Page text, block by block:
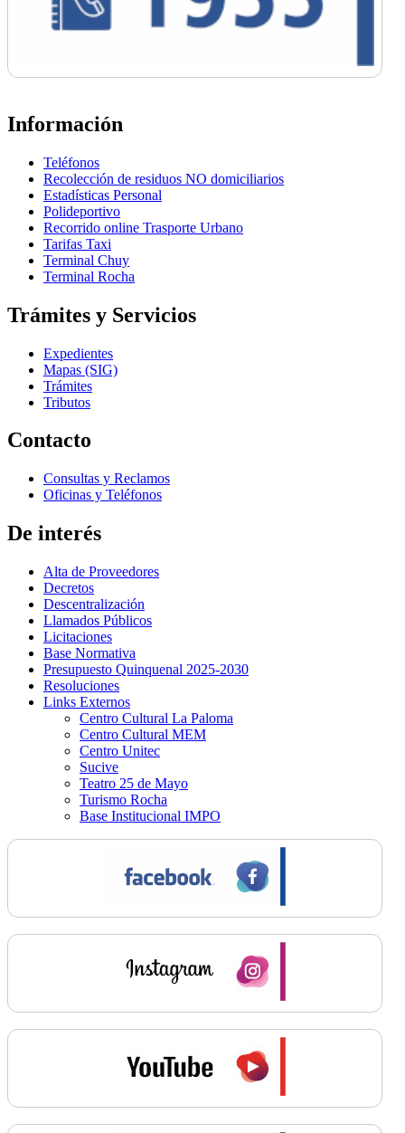
Información
Teléfonos
Recolección de residuos NO domiciliarios
Estadísticas Personal
Polideportivo
Recorrido online Trasporte Urbano
Tarifas Taxi
Terminal Chuy
Terminal Rocha
Trámites y Servicios
Expedientes
Mapas (SIG)
Trámites
Tributos
Contacto
Consultas y Reclamos
Oficinas y Teléfonos
De interés
Alta de Proveedores
Decretos
Descentralización
Llamados Públicos
Licitaciones
Base Normativa
Presupuesto Quinquenal 2025-2030
Resoluciones
Links Externos
Centro Cultural La Paloma
Centro Cultural MEM
Centro Unitec
Sucive
Teatro 25 de Mayo
Turismo Rocha
Base Institucional IMPO